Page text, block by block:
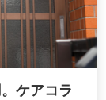
ケアコラ